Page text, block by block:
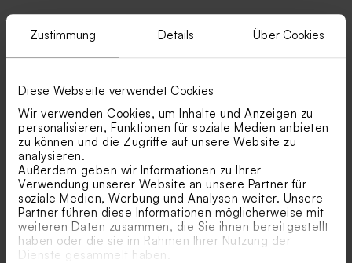
Zustimmung Details Über Cookies
Diese Webseite verwendet Cookies
Wir verwenden Cookies, um Inhalte und Anzeigen zu
personalisieren, Funktionen für soziale Medien anbieten
zu können und die Zugriffe auf unsere Website zu
analysieren.
Außerdem geben wir Informationen zu Ihrer
Verwendung unserer Website an unsere Partner für
soziale Medien, Werbung und Analysen weiter. Unsere
Partner führen diese Informationen möglicherweise mit
weiteren Daten zusammen, die Sie ihnen bereitgestellt
haben oder die sie im Rahmen Ihrer Nutzung der
Dienste gesammelt haben.
Bogenförmiges
Foto und 60. Geburtstag in
Goldfolie
Goldfarbene Seifen - Allegro
Ähnliche Produkte
Tischkarte im Naturpapier-
Look mit Sektgläsern
Set mit 6 Glasringen und
Jubiläumszahl 50 in